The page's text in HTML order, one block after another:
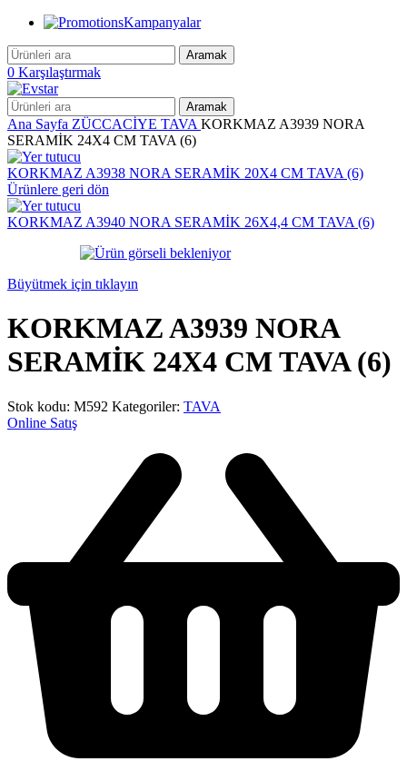
Kampanyalar
Aramak
0 Karşılaştırmak
Aramak
Ana Sayfa ZÜCCACİYE TAVA KORKMAZ A3939 NORA
SERAMİK 24X4 CM TAVA (6)
KORKMAZ A3938 NORA SERAMİK 20X4 CM TAVA (6)
Ürünlere geri dön
KORKMAZ A3940 NORA SERAMİK 26X4,4 CM TAVA (6)
Büyütmek için tıklayın
KORKMAZ A3939 NORA
SERAMİK 24X4 CM TAVA (6)
Stok kodu: M592 Kategoriler: TAVA
Online Satış